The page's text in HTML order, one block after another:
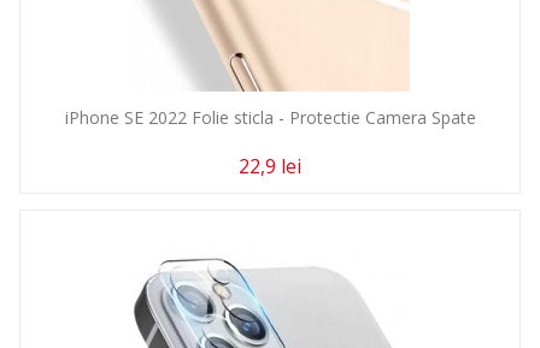
iPhone SE 2022 Folie sticla - Protectie Camera Spate
22,9 lei